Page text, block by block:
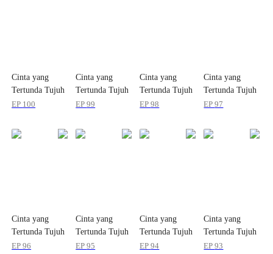
Cinta yang
Tertunda Tujuh
Tahun
EP 100
Cinta yang
Tertunda Tujuh
Tahun
EP99
Cinta yang
Tertunda Tujuh
Tahun
EP98
Cinta yang
Tertunda Tujuh
Tahun
EP97
Cinta yang
Tertunda Tujuh
Tahun
EP96
Cinta yang
Tertunda Tujuh
Tahun
EP95
Cinta yang
Tertunda Tujuh
Tahun
EP94
Cinta yang
Tertunda Tujuh
Tahun
EP93